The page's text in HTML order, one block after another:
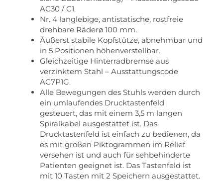
AC30 / C1.
Nr. 4 langlebige, antistatische, rostfreie
drehbare Räderø 100 mm.
Äußerst stabile Kopfstütze, abnehmbar und
in 5 Positionen höhenverstellbar.
Gleichzeitige Hinterradbremse aus
verzinktem Stahl – Ausstattungscode
AC7P1G.
Alle Bewegungen des Stuhls werden durch
ein umlaufendes Drucktastenfeld
gesteuert, das mit einem 3,5 m langen
Spiralkabel ausgestattet ist. Das
Drucktastenfeld ist einfach zu bedienen, da
es mit großen Piktogrammen im Relief
versehen ist und auch für sehbehinderte
Patienten geeignet ist. Das Tastenfeld ist
mit 10 Tasten mit 2 Speichern ausgestattet.